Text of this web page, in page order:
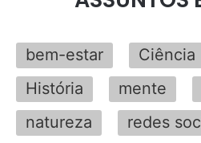
bem-estar Ciência
História
mente
natureza
redes